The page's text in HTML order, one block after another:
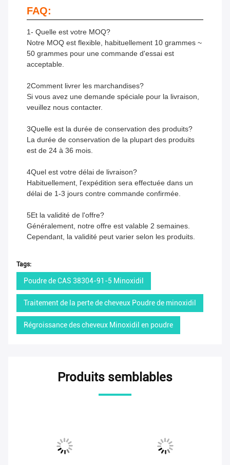
FAQ:
1- Quelle est votre MOQ?
Notre MOQ est flexible, habituellement 10 grammes ~
50 grammes pour une commande d'essai est
acceptable.
2Comment livrer les marchandises?
Si vous avez une demande spéciale pour la livraison,
veuillez nous contacter.
3Quelle est la durée de conservation des produits?
La durée de conservation de la plupart des produits
est de 24 à 36 mois.
4Quel est votre délai de livraison?
Habituellement, l'expédition sera effectuée dans un
délai de 1-3 jours contre commande confirmée.
5Et la validité de l'offre?
Généralement, notre offre est valable 2 semaines.
Cependant, la validité peut varier selon les produits.
Tags:
Poudre de CAS 38304-91-5 Minoxidil
Traitement de la perte de cheveux Poudre de minoxidil
Régroissance des cheveux Minoxidil en poudre
Produits semblables